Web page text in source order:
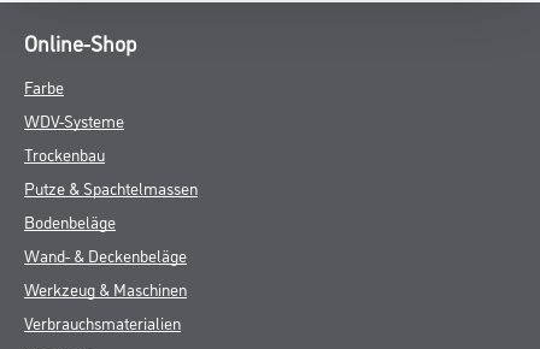
Online-Shop
Farbe
WDV-Systeme
Trockenbau
Putze & Spachtelmassen
Bodenbeläge
Wand- & Deckenbeläge
Werkzeug & Maschinen
Verbrauchsmaterialien